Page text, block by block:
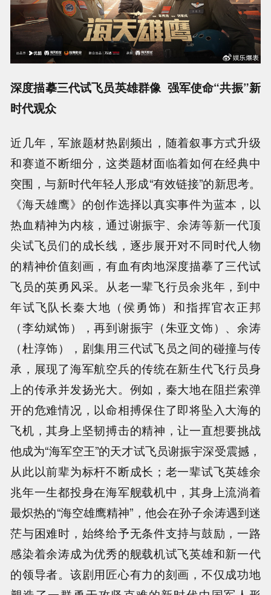
深度描摹三代试飞员英雄群像 强军使命“共振”新
时代观众
近几年，军旅题材热剧频出，随着叙事方式升级
和赛道不断细分，这类题材面临着如何在经典中
突围，与新时代年轻人形成“有效链接”的新思考。
《海天雄鹰》的创作选择以真实事件为蓝本，以
热血精神为内核，通过谢振宇、余涛等新一代顶
尖试飞员们的成长线，逐步展开对不同时代人物
的精神价值刻画，有血有肉地深度描摹了三代试
飞员的英勇风采。从老一辈飞行员余兆年，到中
年试飞队长秦大地（侯勇饰）和指挥官衣正邦
（李幼斌饰），再到谢振宇（朱亚文饰）、余涛
（杜淳饰），剧集用三代试飞员之间的碰撞与传
承，展现了海军航空兵的传统在新生代飞行员身
上的传承并发扬光大。例如，秦大地在阻拦索弹
开的危难情况，以命相搏保住了即将坠入大海的
飞机，其身上坚韧搏击的精神，让一直想要挑战
他成为“海军空王”的天才试飞员谢振宇深受震撼，
从此以前辈为标杆不断成长；老一辈试飞英雄余
兆年一生都投身在海军舰载机中，其身上流淌着
最炽热的“海空雄鹰精神”，他会在孙子余涛遇到迷
茫与困难时，始终给予无条件支持与鼓励，一路
感染着余涛成为优秀的舰载机试飞英雄和新一代
的领导者。该剧用匠心有力的刻画，不仅成功地